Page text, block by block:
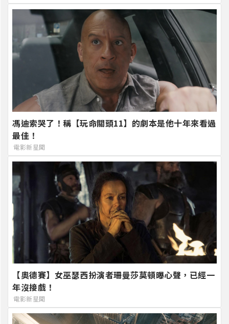
馮迪索哭了！稱【玩命關頭11】的劇本是他十年來看過
最佳！
電影新星聞
【奧德賽】女巫瑟西扮演者珊曼莎莫頓曝心聲，已經一
年沒接戲！
電影新星聞